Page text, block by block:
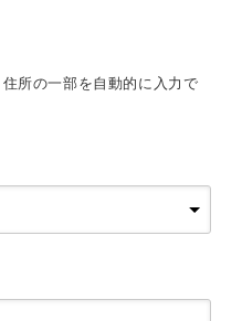
所の一部を自動的に入力で